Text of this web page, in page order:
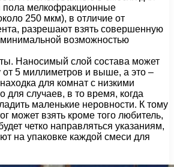
пола мелкофракционные
250 мкм), в отличие от
разрешают взять совершенную
минимальной возможностью
Наносимый слой состава может
от 5 миллиметров и выше, а это –
для комнат с низкими
для случаев, в то время, когда
маленькие неровности. К тому
может взять кроме того любитель,
четко направляться указаниям,
на упаковке каждой смеси для